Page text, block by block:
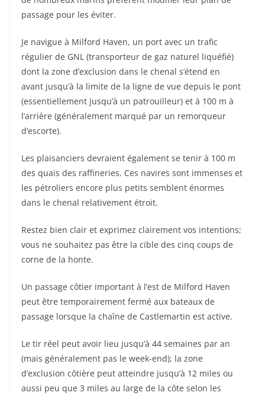
passage pour les éviter.
Je navigue à Milford Haven, un port avec un trafic
régulier de GNL (transporteur de gaz naturel liquéfié)
dont la zone d’exclusion dans le chenal s’étend en
avant jusqu’à la limite de la ligne de vue depuis le pont
(essentiellement jusqu’à un patrouilleur) et à 100 m à
l’arrière (généralement marqué par un remorqueur
d’escorte).
Les plaisanciers devraient également se tenir à 100 m
des quais des raffineries. Ces navires sont immenses et
les pétroliers encore plus petits semblent énormes
dans le chenal relativement étroit.
Restez bien clair et exprimez clairement vos intentions;
vous ne souhaitez pas être la cible des cinq coups de
corne de la honte.
Un passage côtier important à l’est de Milford Haven
peut être temporairement fermé aux bateaux de
passage lorsque la chaîne de Castlemartin est active.
Le tir réel peut avoir lieu jusqu’à 44 semaines par an
(mais généralement pas le week-end); la zone
d’exclusion côtière peut atteindre jusqu’à 12 miles ou
aussi peu que 3 miles au large de la côte selon les